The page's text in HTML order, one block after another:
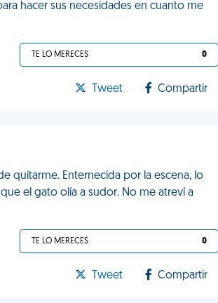
hacer sus necesidades en cuanto me
TE LO MERECES 0
Tweet Compartir
quitarme. Enternecida por la escena, lo
el gato olía a sudor. No me atreví a
TE LO MERECES 0
Tweet Compartir